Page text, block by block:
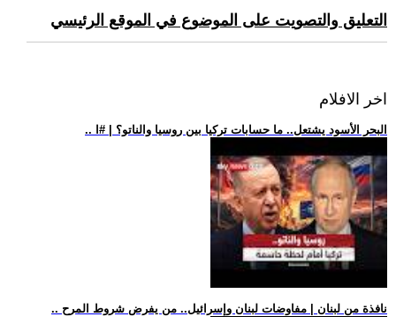
التعليق والتصويت على الموضوع في الموقع الرئيسي
اخر الافلام
.. البحر الأسود يشتعل.. ما حسابات تركيا بين روسيا والناتو؟ | #ا
.. نافذة من لبنان | مفاوضات لبنان وإسرائيل.. من يفرض شروط المرح